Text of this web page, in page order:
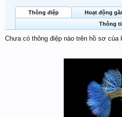
Thông điệp Hoạt động
Thông
Chưa có thông điệp nào trên hồ sơ của